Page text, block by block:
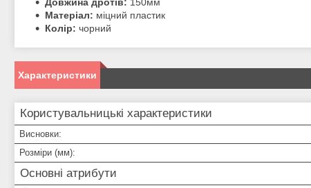
Довжина дротів: 150мм
Матеріал: міцний пластик
Колір: чорний
Характеристики
Користувальницькі характеристики
Висновки:
Розміри (мм):
Основні атрибути